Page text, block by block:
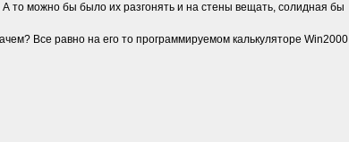
А то можно бы было их разгонять и на стены вещать, солидная бы
Все равно на его то программируемом калькуляторе Win2000